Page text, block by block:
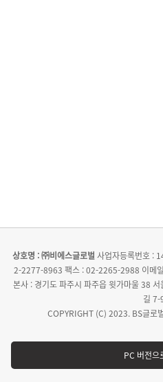
상호명 : ㈜비에스글로벌 사업자등록번호 :
2-2277-8963 팩스 : 02-2265-2988 이메
본사 : 경기도 파주시 파주읍 윗가마울 38 서
길 7-
COPYRIGHT (C) 2023. BS글로
PC 버전으